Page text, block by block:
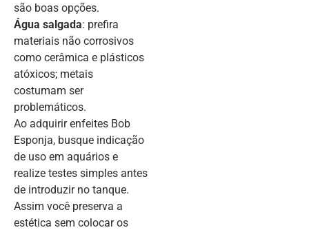
são boas opções.
Água salgada: prefira
materiais não corrosivos
como cerâmica e plásticos
atóxicos; metais
costumam ser
problemáticos.
Ao adquirir enfeites Bob
Esponja, busque indicação
de uso em aquários e
realize testes simples antes
de introduzir no tanque.
Assim você preserva a
estética sem colocar os